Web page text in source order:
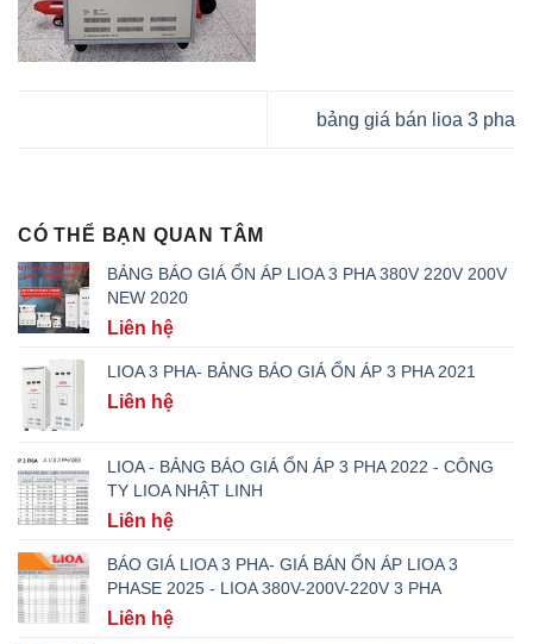
bảng giá bán lioa 3 pha
CÓ THỂ BẠN QUAN TÂM
BẢNG BÁO GIÁ ỔN ÁP LIOA 3 PHA 380V 220V 200V
NEW 2020
Liên hệ
LIOA 3 PHA- BẢNG BÁO GIÁ ỔN ÁP 3 PHA 2021
Liên hệ
LIOA - BẢNG BÁO GIÁ ỔN ÁP 3 PHA 2022 - CÔNG
TY LIOA NHẬT LINH
Liên hệ
BÁO GIÁ LIOA 3 PHA- GIÁ BÁN ỔN ÁP LIOA 3
PHASE 2025 - LIOA 380V-200V-220V 3 PHA
Liên hệ